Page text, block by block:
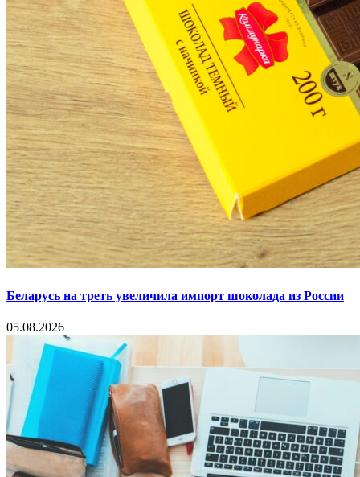
Беларусь на треть увеличила импорт шоколада из России
05.08.2026